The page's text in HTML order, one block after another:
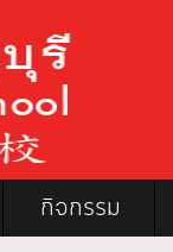
กิจกรรม